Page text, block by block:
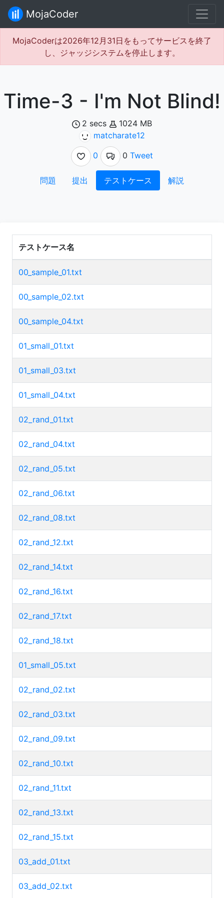
MojaCoder
MojaCoderは2026年12月31日をもってサービスを終了
し、ジャッジシステムを停止します。
Time-3 - I'm Not Blind!
2 secs
1024 MB
matcharate12
0
0 Tweet
問題 提出 テストケース 解説
テストケース名
00_sample_01.txt
00_sample_02.txt
00_sample_04.txt
01_small_01.txt
01_small_03.txt
01_small_04.txt
02_rand_01.txt
02_rand_04.txt
02_rand_05.txt
02_rand_06.txt
02_rand_08.txt
02_rand_12.txt
02_rand_14.txt
02_rand_16.txt
02_rand_17.txt
02_rand_18.txt
01_small_05.txt
02_rand_02.txt
02_rand_03.txt
02_rand_09.txt
02_rand_10.txt
02_rand_11.txt
02_rand_13.txt
02_rand_15.txt
03_add_01.txt
03_add_02.txt